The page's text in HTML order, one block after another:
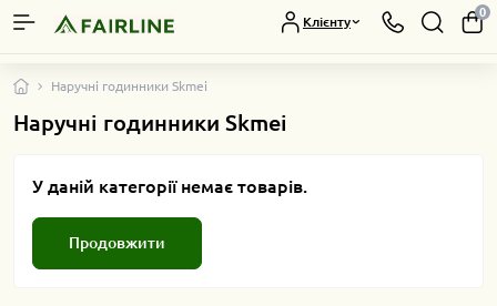
Клієнту
0
Наручні годинники Skmei
Наручні годинники Skmei
У даній категорії немає товарів.
Продовжити